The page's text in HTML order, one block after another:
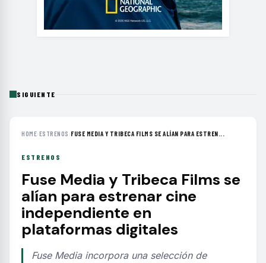
SIGUIENTE
HOME›ESTRENOS ›FUSE MEDIA Y TRIBECA FILMS SE ALÍAN PARA ESTREN...
ESTRENOS
Fuse Media y Tribeca Films se
alían para estrenar cine
independiente en
plataformas digitales
Fuse Media incorpora una selección de